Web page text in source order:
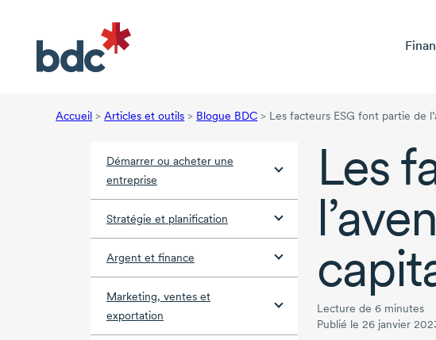
Accueil > Articles et outils > Blogue BDC > Les facteurs ESG font partie de
Démarrer ou acheter une
entreprise
Stratégie et planification
Argent et finance
Marketing, ventes et
exportation
Les
Lecture de 6 minutes
Publié le 26 janvier